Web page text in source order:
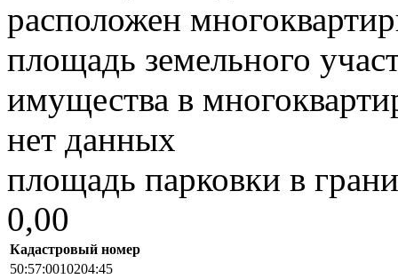
расположен
площадь земельного
имущества в
нет данных
площадь парковки в
0,00
Кадастровый номер
50:57:0010204:45